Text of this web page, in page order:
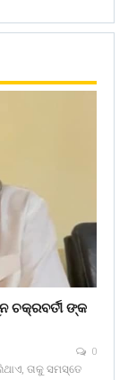
ଙ୍କ
0
ତାକୁ ସମସ୍ତେ